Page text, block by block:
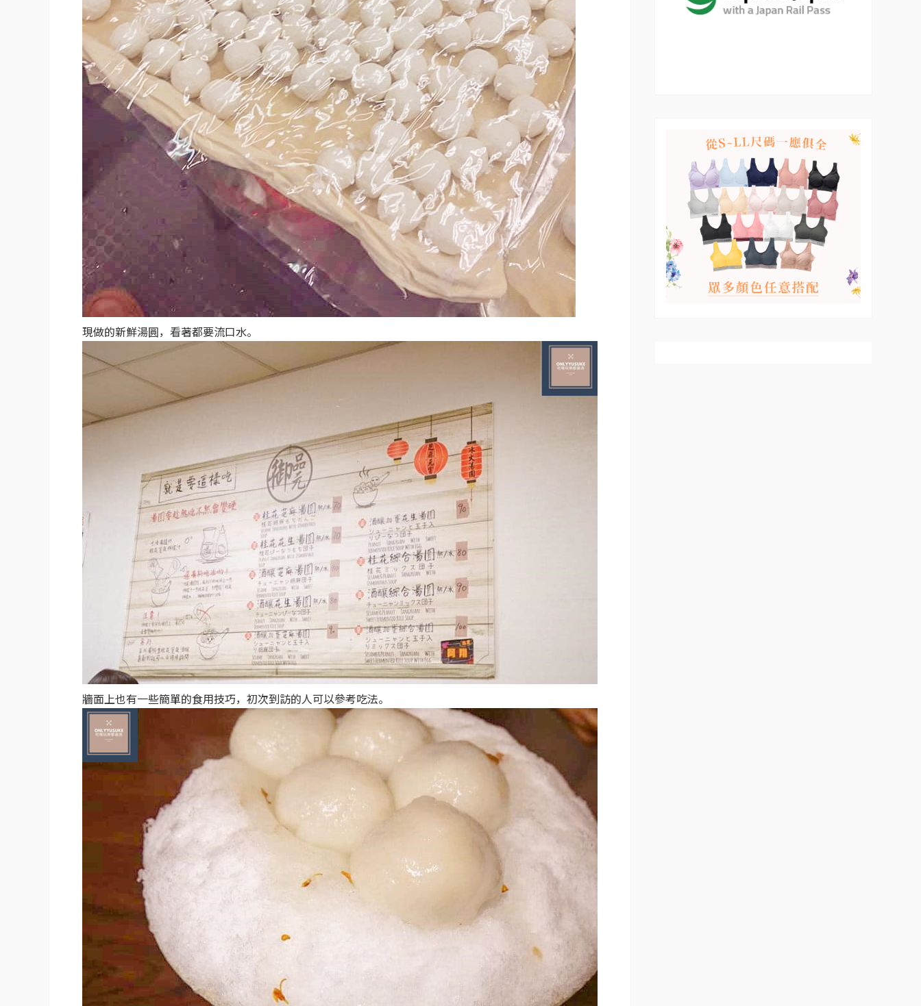
現做的新鮮湯圓，看著都要流口水。
牆面上也有一些簡單的食用技巧，初次到訪的人可以參考吃法。